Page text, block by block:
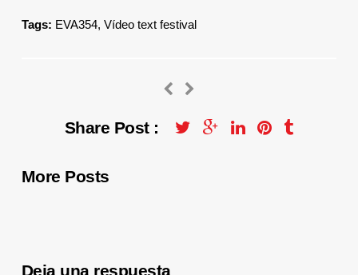
Tags: EVA354, Vídeo text festival
Share Post :
More Posts
Deja una respuesta